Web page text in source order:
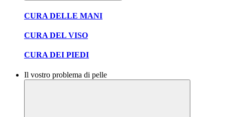
CURA DELLE MANI
CURA DEL VISO
CURA DEI PIEDI
Il vostro problema di pelle